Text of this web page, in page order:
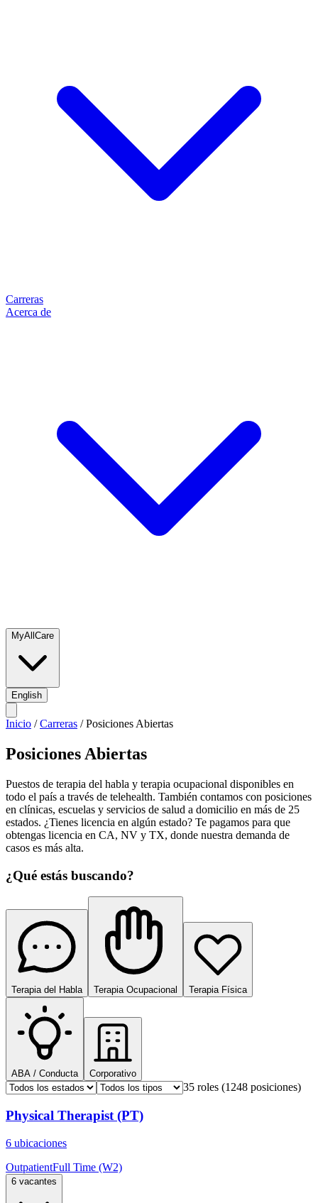
Carreras
Acerca de
MyAllCare
English
Inicio /Carreras /Posiciones Abiertas
Posiciones Abiertas
Puestos de terapia del habla y terapia ocupacional disponibles en
todo el país a través de telehealth. También contamos con posiciones
en clínicas, escuelas y servicios de salud a domicilio en más de 25
estados. ¿Tienes licencia en algún estado? Te pagamos para que
obtengas licencia en CA, NV y TX, donde nuestra demanda de
casos es más alta.
¿Qué estás buscando?
Terapia del Habla Terapia Ocupacional Terapia Física
ABA / Conducta Corporativo
35 roles (1248 posiciones)
Physical Therapist (PT)
6 ubicaciones
OutpatientFull Time (W2)
6 vacantes